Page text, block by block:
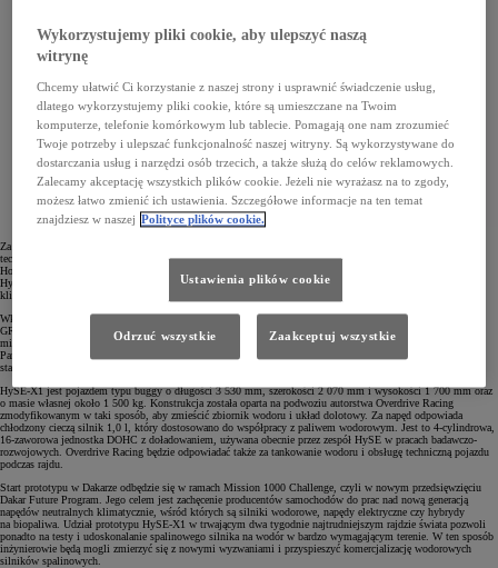
Za opracowanie prototypu HySE-X1 odpowiedzialny jest zespół HySE (Hydrogen Small mobility & Engine
technology). Jest to stowarzyszenie badawczo-rozwojowe firm Kawasaki Motors, Suzuki Motor Corporation,
Honda Motor Co., Yamaha Motor Co., Kawasaki Heavy Industries oraz Toyota Motor Corporation. Projekt
HySE angażuje się w badania nad małymi silnikami wodorowymi w celu rozwoju transportu neutralnego
klimatycznie.
Wkład Toyoty do projektu HySE-X1 obejmuje bogate doświadczenie zdobyte podczas startów wodorowej
GR Corolli H2 Concept w serii wyścigów ENEOS Super Taikyu w Japonii. Marka może poszczycić się
między innymi budową systemu kontroli bezpieczeństwa instalacji wodorowej w najnowszym prototypie.
Partnerem stowarzyszenia HySE jest zespół rajdowy Overdrive Racing z siedzibą w Belgii wielokrotnie
startujący w Rajdzie Dakar Toyotą Hilux.
HySE-X1 jest pojazdem typu buggy o długości 3 530 mm, szerokości 2 070 mm i wysokości 1 700 mm oraz
o masie własnej około 1 500 kg. Konstrukcja została oparta na podwoziu autorstwa Overdrive Racing
zmodyfikowanym w taki sposób, aby zmieścić zbiornik wodoru i układ dolotowy. Za napęd odpowiada
chłodzony cieczą silnik 1,0 l, który dostosowano do współpracy z paliwem wodorowym. Jest to 4-cylindrowa,
16-zaworowa jednostka DOHC z doładowaniem, używana obecnie przez zespół HySE w pracach badawczo-
rozwojowych. Overdrive Racing będzie odpowiadać także za tankowanie wodoru i obsługę techniczną pojazdu
podczas rajdu.
Start prototypu w Dakarze odbędzie się w ramach Mission 1000 Challenge, czyli w nowym przedsięwzięciu
Dakar Future Program. Jego celem jest zachęcenie producentów samochodów do prac nad nową generacją
napędów neutralnych klimatycznie, wśród których są silniki wodorowe, napędy elektryczne czy hybrydy
na biopaliwa. Udział prototypu HySE-X1 w trwającym dwa tygodnie najtrudniejszym rajdzie świata pozwoli
ponadto na testy i udoskonalanie spalinowego silnika na wodór w bardzo wymagającym terenie. W ten sposób
inżynierowie będą mogli zmierzyć się z nowymi wyzwaniami i przyspieszyć komercjalizację wodorowych
silników spalinowych.
Wykorzystujemy pliki cookie, aby ulepszyć naszą
witrynę
Chcemy ułatwić Ci korzystanie z naszej strony i usprawnić świadczenie usług,
dlatego wykorzystujemy pliki cookie, które są umieszczane na Twoim
komputerze, telefonie komórkowym lub tablecie. Pomagają one nam zrozumieć
Twoje potrzeby i ulepszać funkcjonalność naszej witryny. Są wykorzystywane do
dostarczania usług i narzędzi osób trzecich, a także służą do celów reklamowych.
Zalecamy akceptację wszystkich plików cookie. Jeżeli nie wyrażasz na to zgody,
możesz łatwo zmienić ich ustawienia. Szczegółowe informacje na ten temat
znajdziesz w naszej Polityce plików cookie.
Ustawienia plików cookie
Odrzuć wszystkie Zaakceptuj wszystkie